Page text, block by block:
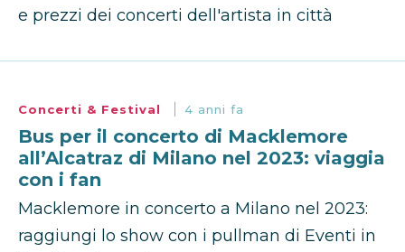
e prezzi dei concerti dell'artista in città
Concerti & Festival 4 anni fa
Bus per il concerto di Macklemore
all’Alcatraz di Milano nel 2023: viaggia
con i fan
Macklemore in concerto a Milano nel 2023:
raggiungi lo show con i pullman di Eventi in